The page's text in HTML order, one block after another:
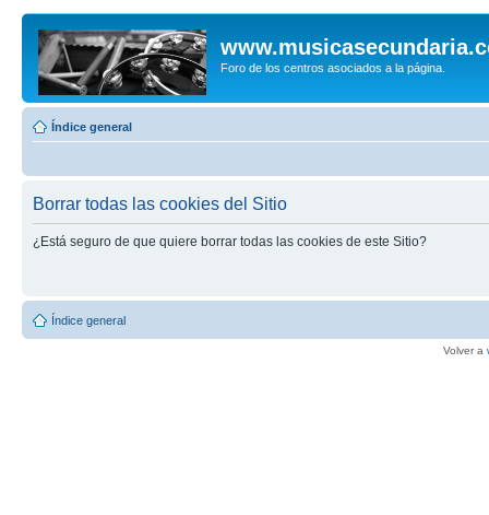
Foro de los centros asociados a la página.
Índice general
Borrar todas las cookies del Sitio
¿Está seguro de que quiere borrar todas las cookies de este Sitio?
Índice general
Volver a